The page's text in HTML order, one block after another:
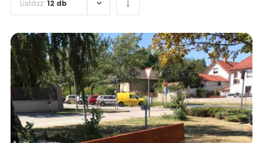
Listázz: 12 db